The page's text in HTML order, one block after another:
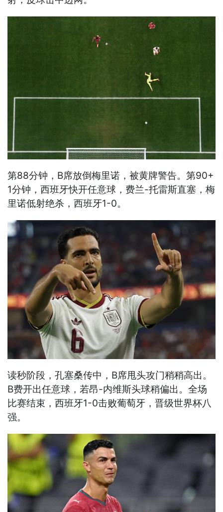
第88分钟，B席放倒梅里诺，被黄牌警告。第90+
1分钟，西班牙快开任意球，费兰-托雷斯直塞，梅
里诺低射绝杀，西班牙1-0。
读秒阶段，孔塞桑传中，B席甩头攻门稍稍高出。
B费开出任意球，若昂-内维斯头球稍偏出。全场
比赛结束，西班牙1-0击败葡萄牙，晋级世界杯八
强。